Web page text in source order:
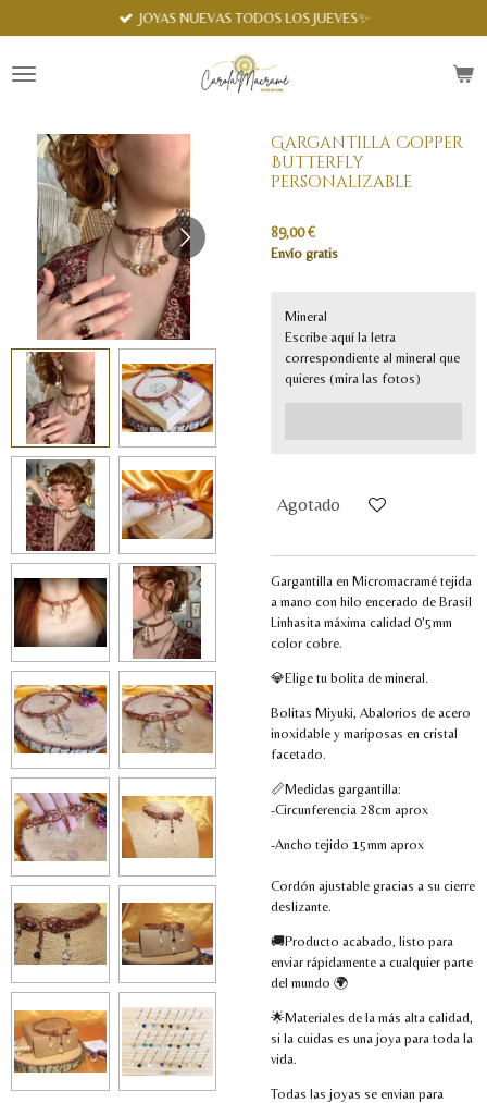
al
principal
JOYAS NUEVAS TODOS LOS JUEVES✨
Gargantilla Copper
Butterfly
personalizable
89,00 €
Envío gratis
Mineral
Escribe aquí la letra
correspondiente al mineral que
quieres (mira las fotos)
Agotado
Gargantilla en Micromacramé tejida
a mano con hilo encerado de Brasil
Linhasita máxima calidad 0'5mm
color cobre.
💎Elige tu bolita de mineral.
Bolitas Miyuki, Abalorios de acero
inoxidable y mariposas en cristal
facetado.
📏Medidas gargantilla:
-Circunferencia 28cm aprox
-Ancho tejido 15mm aprox
Cordón ajustable gracias a su cierre
deslizante.
🚚Producto acabado, listo para
enviar rápidamente a cualquier parte
del mundo 🌍
🌟Materiales de la más alta calidad,
si la cuidas es una joya para toda la
vida.
Todas las joyas se envian para
Spanish